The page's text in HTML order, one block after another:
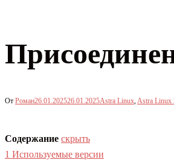
От Роман26.01.202526.01.2025Astra Linux Astra Linux
Содержание скрыть
1 Используемые версии